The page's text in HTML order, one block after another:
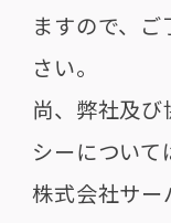
ますので、
さい。
尚、弊社及
シーについて
株式会社サー